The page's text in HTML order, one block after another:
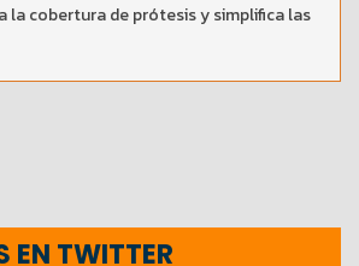
la cobertura de prótesis y simplifica las
EN TWITTER